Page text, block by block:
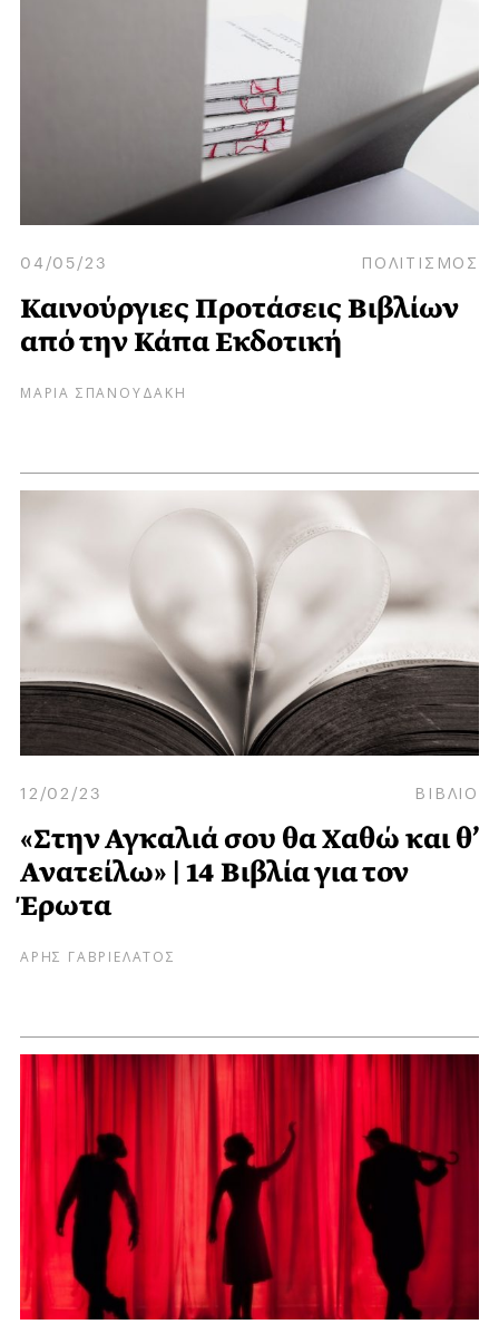
04/05/23 ΠΟΛΙΤΙΣΜΟΣ
Καινούργιες Προτάσεις Βιβλίων
από την Κάπα Εκδοτική
ΜΑΡΙΑ ΣΠΑΝΟΥΔΑΚΗ
12/02/23 ΒΙΒΛΙΟ
«Στην Αγκαλιά σου θα Xαθώ και θ’
Ανατείλω» | 14 Βιβλία για τον
Έρωτα
ΑΡΗΣ ΓΑΒΡΙΕΛΑΤΟΣ